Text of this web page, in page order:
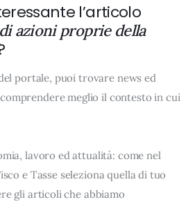
l’articolo
di azioni proprie della
portale, puoi trovare news ed
meglio il contesto in cui
lavoro ed attualità: come nel
e Tasse seleziona quella di tuo
gli articoli che abbiamo